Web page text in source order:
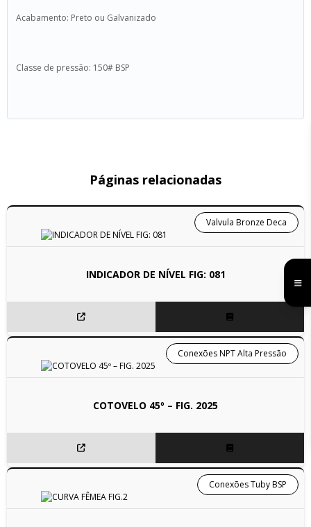
Acabamento: Preto ou Galvanizado
Classe de pressão: 150# BSP
Páginas relacionadas
INDICADOR DE NÍVEL FIG: 081
Valvula Bronze Deca
COTOVELO 45º – FIG. 2025
Conexões NPT Alta Pressão
Conexões Tuby BSP